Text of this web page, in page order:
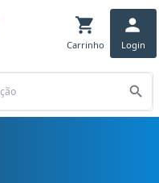
Carrinho Login